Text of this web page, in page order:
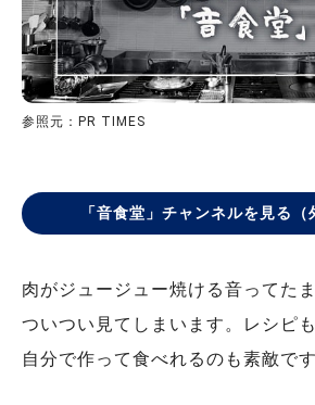
参照元：PR TIMES
「音食堂」チャンネルを見る（
肉がジュージュー焼ける音ってた
ついつい見てしまいます。レシピ
自分で作って食べれるのも素敵です